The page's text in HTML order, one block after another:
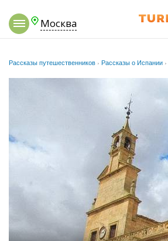
Москва
Рассказы путешественников › Рассказы о Испании ›